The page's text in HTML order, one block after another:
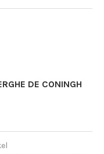
DE CONINGH